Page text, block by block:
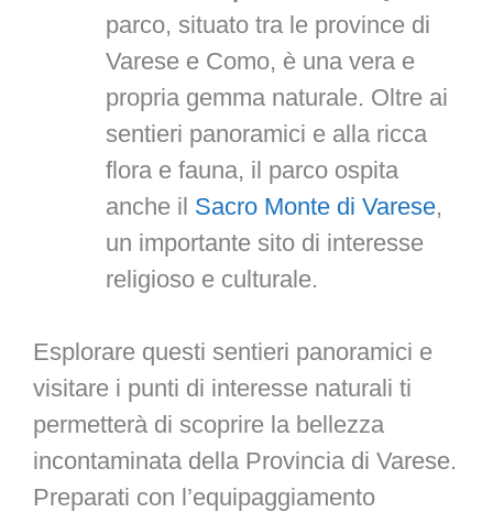
parco, situato tra le province di
Varese e Como, è una vera e
propria gemma naturale. Oltre ai
sentieri panoramici e alla ricca
flora e fauna, il parco ospita
anche il Sacro Monte di Varese,
un importante sito di interesse
religioso e culturale.
Esplorare questi sentieri panoramici e
visitare i punti di interesse naturali ti
permetterà di scoprire la bellezza
incontaminata della Provincia di Varese.
Preparati con l’equipaggiamento